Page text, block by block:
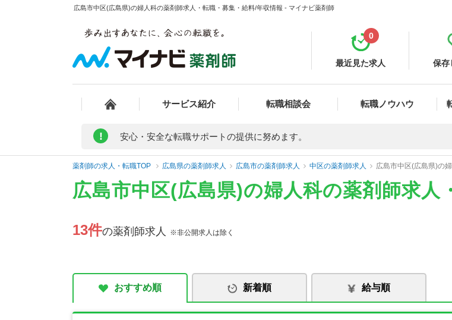
広島市中区(広島県)の婦人科の薬剤師求人・転職・募集・給料/年収情報 - マイナビ薬剤師
最近見た求人
0
保存
サービス紹介 転職相談会 転職ノウハウ
! 安心・安全な転職サポートの提供に努めます。
薬剤師の求人・転職TOP 広島県の薬剤師求人 広島市の薬剤師求人 中区の薬剤師求人 広島市中区(広島県)の
広島市中区(広島県)の婦人科の薬剤師求人
13件の薬剤師求人 ※非公開求人は除く
おすすめ順 新着順 給与順